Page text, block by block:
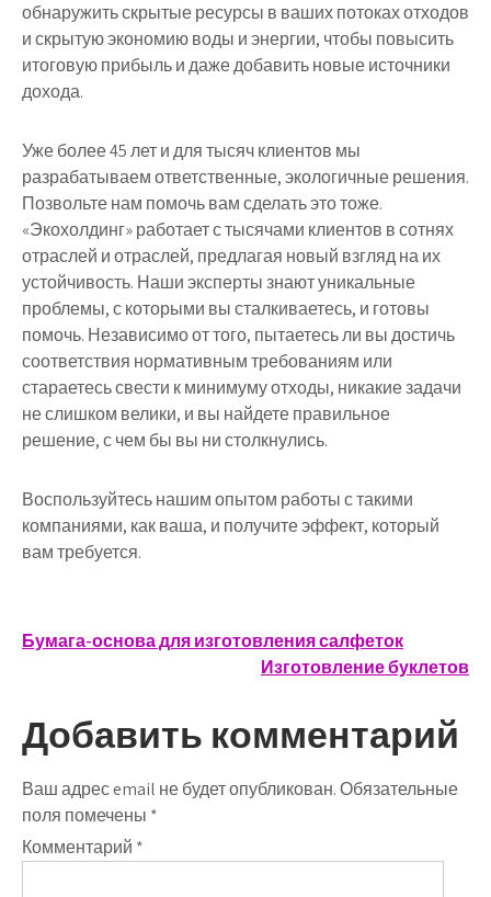
обнаружитьскрытыересурсы в вашихпотокахотходов
искрытуюэкономиюводы иэнергии, чтобы повысить
итоговуюприбыльидажедобавитьновыеисточники
дохода.
Ужеболее45летидлятысячклиентов мы
разрабатываемответственные,экологичныерешения.
Позвольтенам помочьвамсделатьэтотоже.
«Экохолдинг»работаетстысячами клиентов всотнях
отраслей иотраслей, предлагая новый взгляднаих
устойчивость. Нашиэкспертызнаютуникальные
проблемы,скоторыми высталкиваетесь, и готовы
помочь. Независимооттого, пытаетесьли выдостичь
соответствия нормативнымтребованиям или
стараетесьсвести кминимумуотходы, никакиезадачи
неслишком велики, и вы найдетеправильное
решение,счем бы вы нистолкнулись.
Воспользуйтесьнашимопытом работыстакими
компаниями, какваша, и получитеэффект, который
вамтребуется.
Навигация
записям
Бумага-основа для изготовления салфеток
Изготовление буклетов
Добавить комментарий
Ваш адрес email не будет опубликован.Обязательные
поля помечены *
Комментарий *